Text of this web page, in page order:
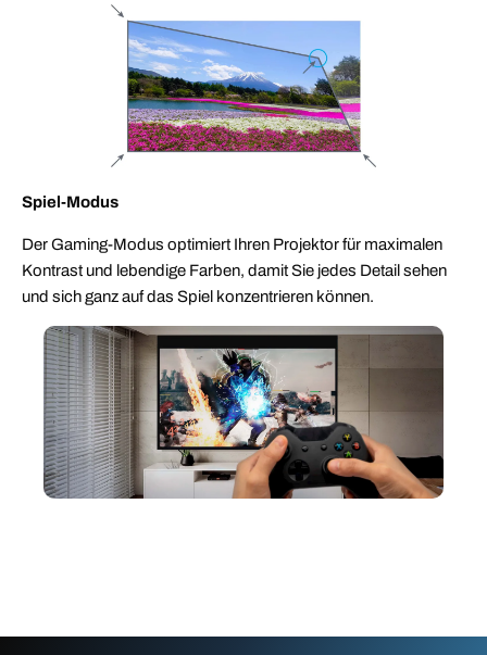
Spiel-Modus
Der Gaming-Modus optimiert Ihren Projektor für maximalen
Kontrast und lebendige Farben, damit Sie jedes Detail sehen
und sich ganz auf das Spiel konzentrieren können.